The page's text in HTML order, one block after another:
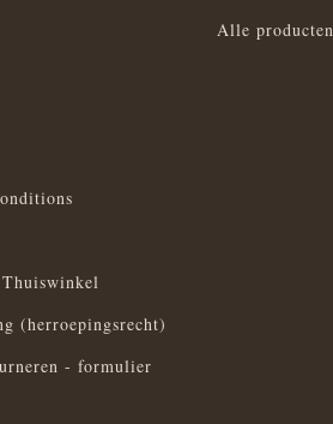
(herroepingsrecht)
- formulier
Alle producten